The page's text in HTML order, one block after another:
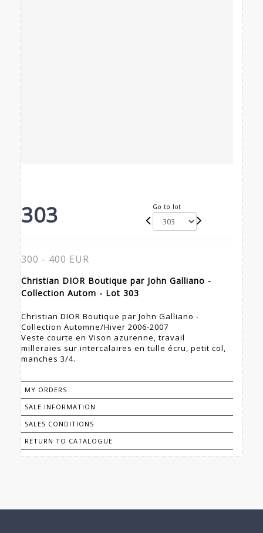
303 Go to lot
300 - 400 EUR
Christian DIOR Boutique par John Galliano -
Collection Autom - Lot 303
Christian DIOR Boutique par John Galliano -
Collection Automne/Hiver 2006-2007
Veste courte en Vison azurenne, travail
milleraies sur intercalaires en tulle écru, petit col,
manches 3/4.
MY ORDERS
SALE INFORMATION
SALES CONDITIONS
RETURN TO CATALOGUE